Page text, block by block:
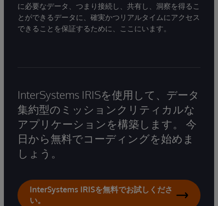
に必要なデータ、つまり接続し、共有し、洞察を得るこ
とができるデータに、確実かつリアルタイムにアクセス
できることを保証するために、ここにいます。
InterSystems IRISを使用して、データ
集約型のミッションクリティカルな
アプリケーションを構築します。 今
日から無料でコーディングを始めま
しょう。
InterSystems IRISを無料でお試しくださ
い。